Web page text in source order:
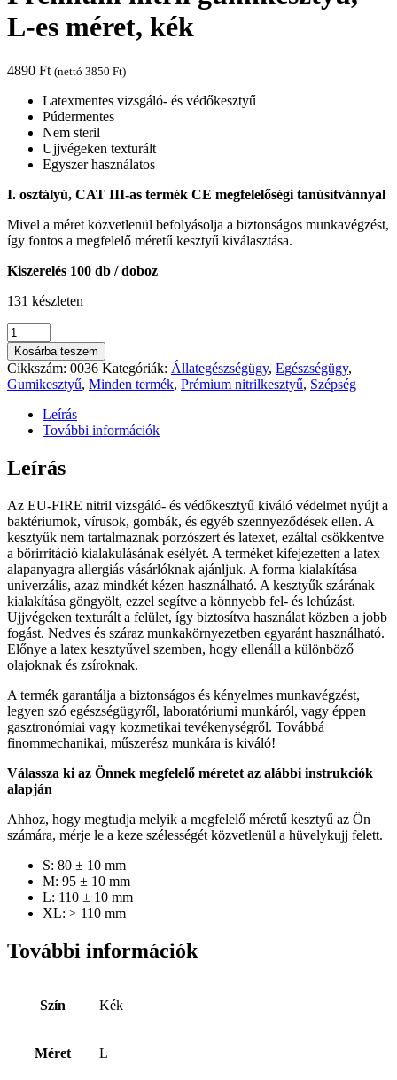
L-es méret, kék
4890 Ft (nettó 3850 Ft)
Latexmentes vizsgáló- és védőkesztyű
Púdermentes
Nem steril
Ujjvégeken texturált
Egyszer használatos
I. osztályú, CAT III-as termék CE megfelelőségi tanúsítvánnyal
Mivel a méret közvetlenül befolyásolja a biztonságos munkavégzést,
így fontos a megfelelő méretű kesztyű kiválasztása.
Kiszerelés 100 db / doboz
131 készleten
Prémium
nitril
gumikesztyű,
L-
es
méret,
mennyiség
Kosárba teszem
Cikkszám: 0036 Kategóriák: Állategészségügy, Egészségügy,
Gumikesztyű, Minden termék, Prémium nitrilkesztyű, Szépség
Leírás
További információk
Leírás
Az EU-FIRE nitril vizsgáló- és védőkesztyű kiváló védelmet nyújt a
baktériumok, vírusok, gombák, és egyéb szennyeződések ellen. A
kesztyűk nem tartalmaznak porzószert és latexet, ezáltal csökkentve
a bőrirritáció kialakulásának esélyét. A terméket kifejezetten a latex
alapanyagra allergiás vásárlóknak ajánljuk. A forma kialakítása
univerzális, azaz mindkét kézen használható. A kesztyűk szárának
kialakítása göngyölt, ezzel segítve a könnyebb fel- és lehúzást.
Ujjvégeken texturált a felület, így biztosítva használat közben a jobb
fogást. Nedves és száraz munkakörnyezetben egyaránt használható.
Előnye a latex kesztyűvel szemben, hogy ellenáll a különböző
olajoknak és zsíroknak.
A termék garantálja a biztonságos és kényelmes munkavégzést,
legyen szó egészségügyről, laboratóriumi munkáról, vagy éppen
gasztronómiai vagy kozmetikai tevékenységről. Továbbá
finommechanikai, műszerész munkára is kiváló!
Válassza ki az Önnek megfelelő méretet az alábbi instrukciók
alapján
Ahhoz, hogy megtudja melyik a megfelelő méretű kesztyű az Ön
számára, mérje le a keze szélességét közvetlenül a hüvelykujj felett.
S: 80 ± 10 mm
M: 95 ± 10 mm
L: 110 ± 10 mm
XL: > 110 mm
További információk
Szín Kék
Méret L